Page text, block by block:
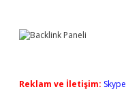
Reklam ve İletişim: